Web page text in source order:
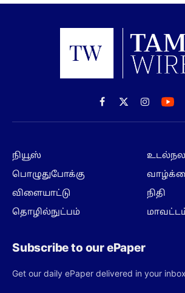
Facebook
X
(Twitter)
Instagram
நியூஸ்
பொழுதுபோக்கு
விளையாட்டு
தொழில்நுட்பம்
நிதி
Subscribe to our ePaper
Get our daily ePaper delivered in your inbox